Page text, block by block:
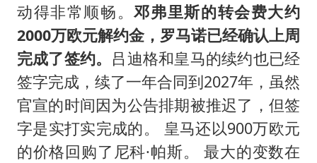
动得非常顺畅。邓弗里斯的转会费大约
2000万欧元解约金，罗马诺已经确认上周
完成了签约。 吕迪格和皇马的续约也已经
签字完成，续了一年合同到2027年，虽然
官宣的时间因为公告排期被推迟了，但签
字是实打实完成的。 皇马还以900万欧元
的价格回购了尼科·帕斯。 最大的变数在